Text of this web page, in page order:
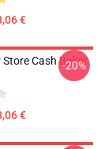
€
Store Cash Baker
€
-20%